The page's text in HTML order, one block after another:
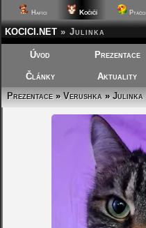
Hafíci Kočičí Ptáčci
KOCICI.NET » Julinka
Úvod Prezentace
Články Aktuality
Prezentace»Verushka»Julinka